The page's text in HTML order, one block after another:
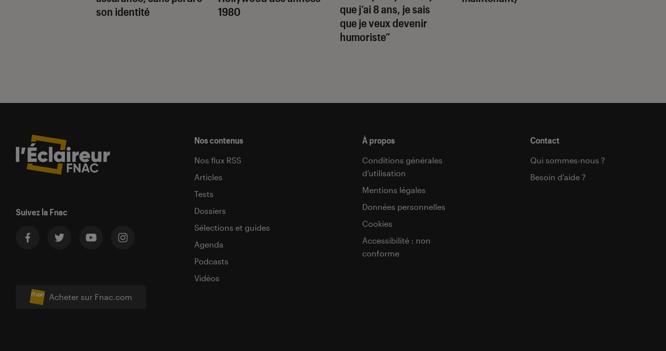
son identité
1980
que j’ai 8 ans, je sais
que je veux devenir
humoriste”
Suivez la Fnac
Acheter sur Fnac.com
Nos contenus
Nos flux RSS
Articles
Tests
Dossiers
Sélections et guides
Agenda
Podcasts
Vidéos
À propos
Conditions générales
d’utilisation
Mentions légales
Données personnelles
Cookies
Accessibilité : non
conforme
Contact
Qui sommes-nous ?
Besoin d’aide ?